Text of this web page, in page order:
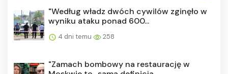
"Według władz dwóch cywilów zginęło w
wyniku ataku ponad 600...
4 dni temu 258
"Zamach bombowy na restaurację w